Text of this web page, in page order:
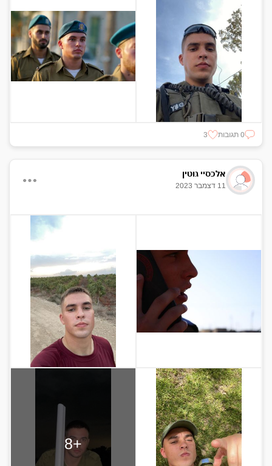
0 תגובות 3
אלכסיי גוטין
11 דצמבר 2023
+8